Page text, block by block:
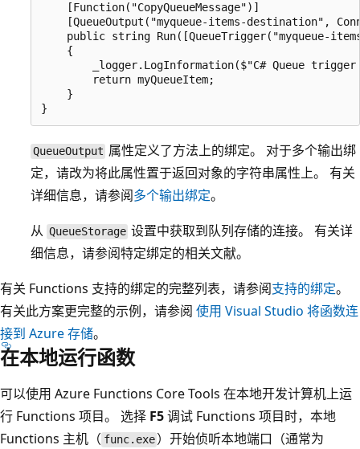
    [Function("CopyQueueMessage")]
[QueueOutput("myqueue-items-destination",
public string Run([QueueTrigger("myqueue-
    {
_logger.LogInformation($"C# Queue
        return myQueueItem;
    }
QueueOutput 属性定义了方法上的绑定。 对于多个输出绑
定，请改为将此属性置于返回对象的字符串属性上。 有关
详细信息，请参阅多个输出绑定。
从 QueueStorage 设置中获取到队列存储的连接。 有关详
细信息，请参阅特定绑定的相关文献。
有关 Functions 支持的绑定的完整列表，请参阅支持的绑定。
有关此方案更完整的示例，请参阅 使用 Visual Studio 将函数连
接到 Azure 存储。
在本地运行函数
可以使用 Azure Functions Core Tools 在本地开发计算机上运
行 Functions 项目。 选择 F5调试 Functions 项目时，本地
Functions 主机（ func.exe ）开始侦听本地端口（通常为